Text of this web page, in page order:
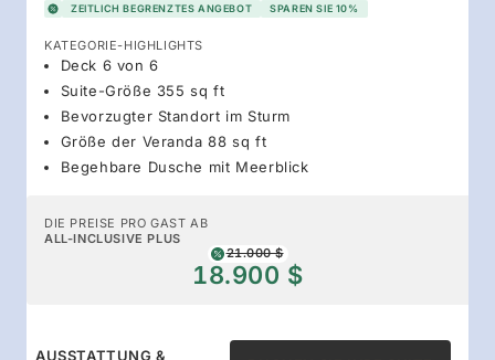
ZEITLICH BEGRENZTES ANGEBOT SPAREN SIE 10%
KATEGORIE-HIGHLIGHTS
Deck 6 von 6
Suite-Größe 355 sq ft
Bevorzugter Standort im Sturm
Größe der Veranda 88 sq ft
Begehbare Dusche mit Meerblick
DIE PREISE PRO GAST AB
ALL-INCLUSIVE PLUS
21.000 $
18.900 $
AUSSTATTUNG &